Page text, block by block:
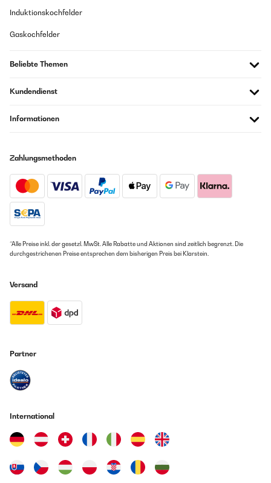
Induktionskochfelder
Gaskochfelder
Beliebte Themen
Kundendienst
Informationen
Zahlungsmethoden
*Alle Preise inkl. der gesetzl. MwSt. Alle Rabatte und Aktionen sind zeitlich begrenzt. Die
durchgestrichenen Preise entsprechen dem bisherigen Preis bei Klarstein.
Versand
Partner
International